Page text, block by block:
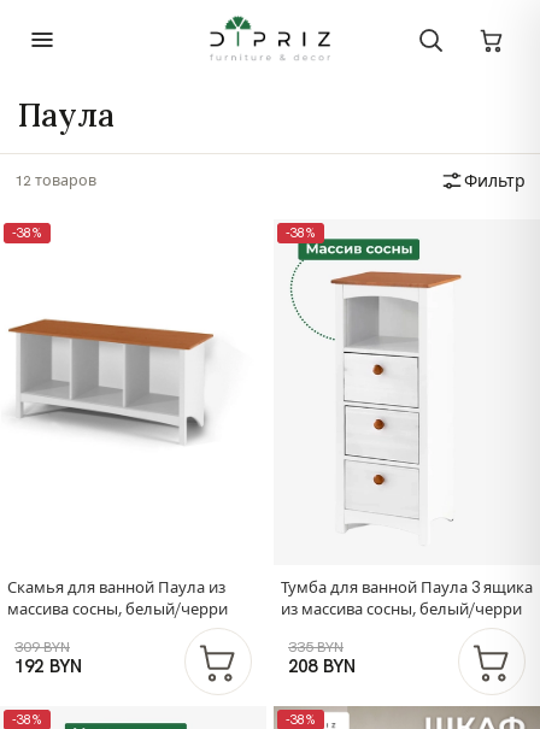
Паула
Фильтр
12 товаров
-38%
Скамья для ванной Паула из
массива сосны, белый/черри
309 BYN
192 BYN
-38%
Тумба для ванной Паула 3 ящика
из массива сосны, белый/черри
335 BYN
208 BYN
-38% -38%